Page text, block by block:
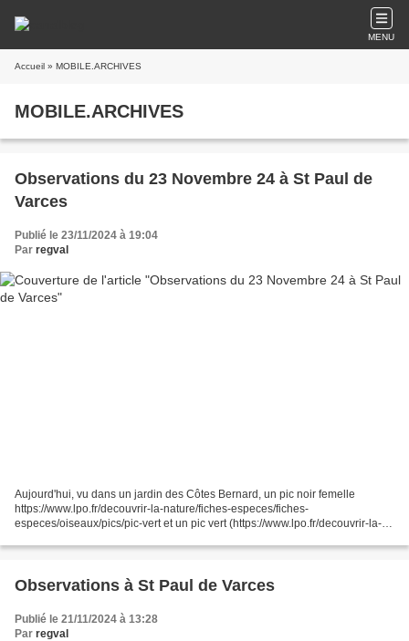
MENU
Accueil » MOBILE.ARCHIVES
MOBILE.ARCHIVES
Observations du 23 Novembre 24 à St Paul de
Varces
Publié le 23/11/2024 à 19:04
Par regval
Aujourd'hui, vu dans un jardin des Côtes Bernard, un pic noir femelle
https://www.lpo.fr/decouvrir-la-nature/fiches-especes/fiches-
especes/oiseaux/pics/pic-vert et un pic vert (https://www.lpo.fr/decouvrir-la-
Observations à St Paul de Varces
Publié le 21/11/2024 à 13:28
Par regval